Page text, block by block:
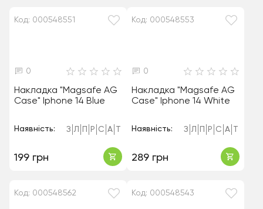
Код: 000548551
0
Накладка "Magsafe AG
Case" Iphone 14 Blue
Наявність: З Л Р С А
199 грн
Код: 000548553
0
Накладка "Magsafe AG
Case" Iphone 14 White
Наявність: З Л Р С А
289 грн
Код: 000548562 Код: 000548543